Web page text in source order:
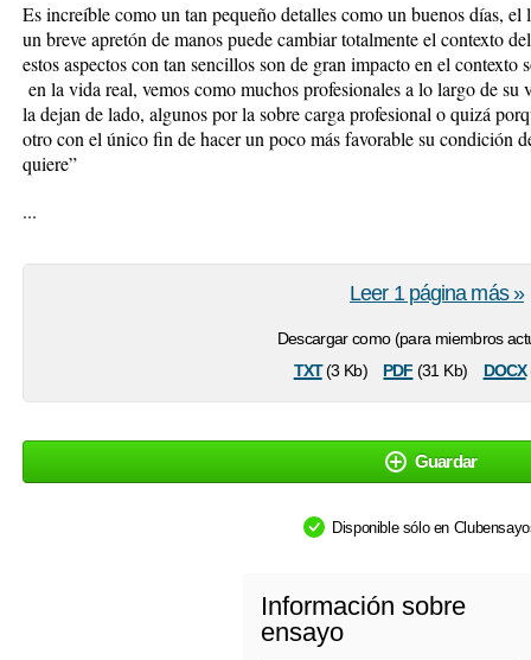
Es increíble como un tan pequeño detalles como un buenos días,
un breve apretón de manos puede cambiar totalmente el contexto
estos aspectos con tan sencillos son de gran impacto en el
en la vida real, vemos como muchos profesionales a lo largo de
la dejan de lado, algunos por la sobre carga profesional o quizá
otro con el único fin de hacer un poco más favorable su condición
quiere”
...
Descargar como (para miembros
txt(3 Kb) pdf (31 Kb) docx
Leer 1 página más »
Guardar
Disponible sólo en
Información sobre
ensayo